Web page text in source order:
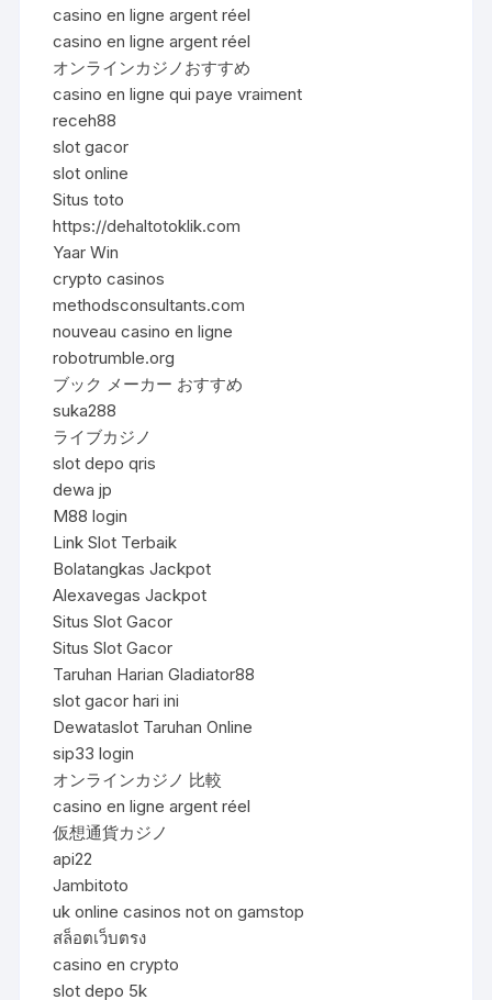
casino en ligne argent réel
casino en ligne argent réel
オンラインカジノおすすめ
casino en ligne qui paye vraiment
receh88
slot gacor
slot online
Situs toto
https://dehaltotoklik.com
Yaar Win
crypto casinos
methodsconsultants.com
nouveau casino en ligne
robotrumble.org
ブック メーカー おすすめ
suka288
ライブカジノ
slot depo qris
dewa jp
M88 login
Link Slot Terbaik
Bolatangkas Jackpot
Alexavegas Jackpot
Situs Slot Gacor
Situs Slot Gacor
Taruhan Harian Gladiator88
slot gacor hari ini
Dewataslot Taruhan Online
sip33 login
オンラインカジノ 比較
casino en ligne argent réel
仮想通貨カジノ
api22
Jambitoto
uk online casinos not on gamstop
สล็อตเว็บตรง
casino en crypto
slot depo 5k